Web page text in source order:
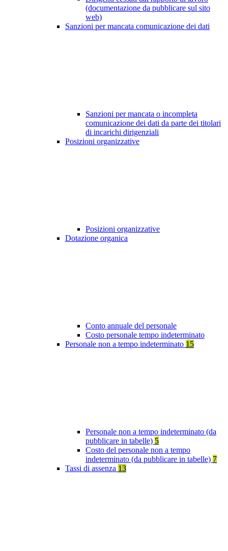
(documentazione da pubblicare sul sito
web)
Sanzioni per mancata comunicazione dei dati
Sanzioni per mancata o incompleta
comunicazione dei dati da parte dei titolari
di incarichi dirigenziali
Posizioni organizzative
Posizioni organizzative
Dotazione organica
Conto annuale del personale
Costo personale tempo indeterminato
Personale non a tempo indeterminato 15
Personale non a tempo indeterminato (da
pubblicare in tabelle) 5
Costo del personale non a tempo
indeterminato (da pubblicare in tabelle) 7
Tassi di assenza 13